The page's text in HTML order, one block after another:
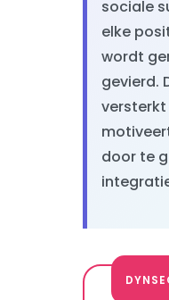
sociale
elke
wordt
gevierd.
versterkt
door te